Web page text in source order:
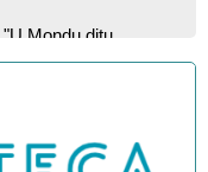
Mondu ditu
- Currà
Regards sur le
- Spaziu Jean-
cù Regina & Bruno",
corse interprété par